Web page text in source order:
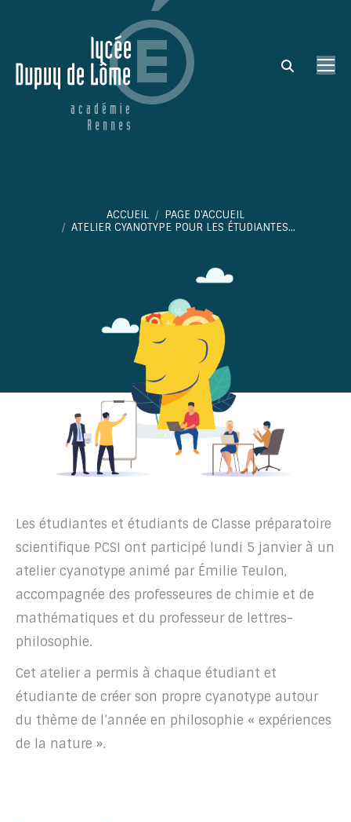
Search:
ACCUEIL
PAGE D'ACCUEIL
ATELIER CYANOTYPE POUR LES ÉTUDIANTES…
Les étudiantes et étudiants de Classe préparatoire
scientifique PCSI ont participé lundi 5 janvier à un
atelier cyanotype animé par Émilie Teulon,
accompagnée des professeures de chimie et de
mathématiques et du professeur de lettres-
philosophie.
Cet atelier a permis à chaque étudiant et
étudiante de créer son propre cyanotype autour
du thème de l’année en philosophie « expériences
de la nature ».